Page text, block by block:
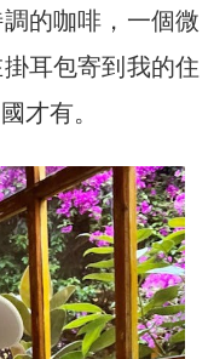
的咖啡，一個微
耳包寄到我的住
才有。